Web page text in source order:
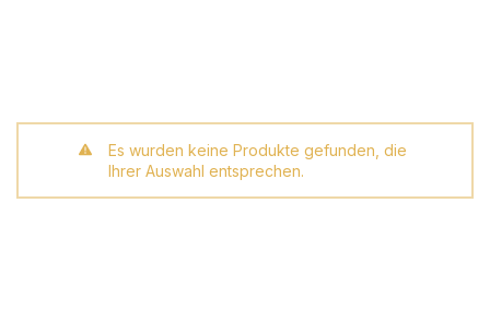
Es wurden keine Produkte gefunden, die
Ihrer Auswahl entsprechen.